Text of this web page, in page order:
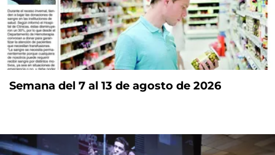
Semana del 7 al 13 de agosto de 2026